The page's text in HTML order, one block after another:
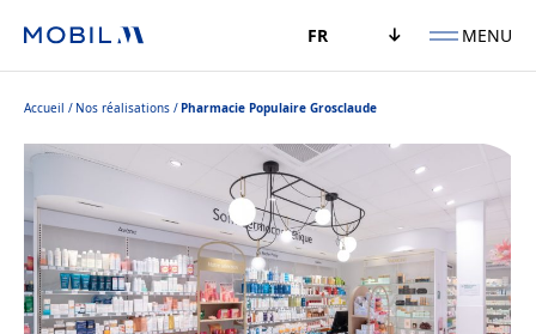
FR MENU
Accueil Nos réalisations Pharmacie Populaire Grosclaude